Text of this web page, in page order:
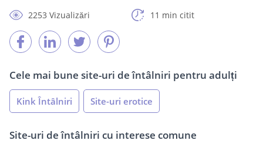
2253 Vizualizări
11 min citit
Cele mai bune site-uri de întâlniri pentru adulți
Kink Întâlniri Site-uri erotice
Site-uri de întâlniri cu interese comune